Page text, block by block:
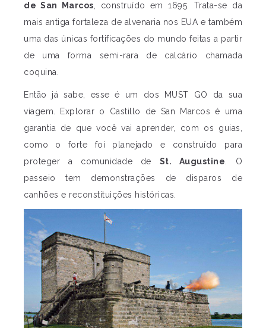
de San Marcos , construído em 1695. Trata-se da
mais antiga fortaleza de alvenaria nos EUA e também
uma das únicas fortificações do mundo feitas a partir
de uma forma semi-rara de calcário chamada
coquina.
Então já sabe, esse é um dos MUST GO da sua
viagem. Explorar o Castillo de San Marcos é uma
garantia de que você vai aprender, com os guias,
como o forte foi planejado e construído para
proteger a comunidade de St. Augustine . O
passeio tem demonstrações de disparos de
canhões e reconstituições históricas.